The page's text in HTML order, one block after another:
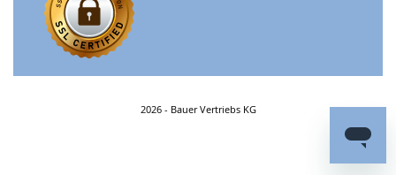
2026 - Bauer Vertriebs KG